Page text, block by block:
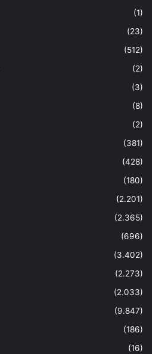
(1)
(23)
(512)
(2)
(3)
(8)
(2)
(381)
(428)
(180)
(2.201)
(2.365)
(696)
(3.402)
(2.273)
(2.033)
(9.847)
(186)
(16)